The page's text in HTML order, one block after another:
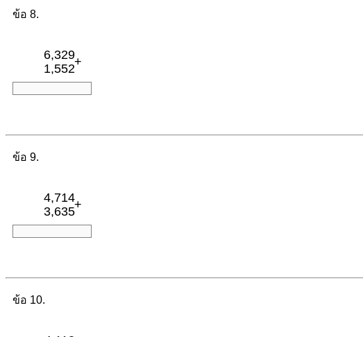
ข้อ 8.
6,329
+
1,552
ข้อ 9.
4,714
+
3,635
ข้อ 10.